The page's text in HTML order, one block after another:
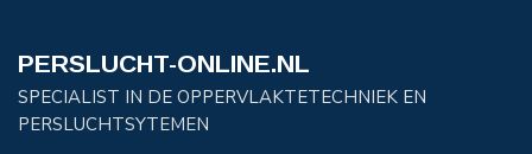
PERSLUCHT-ONLINE.NL
SPECIALIST IN DE OPPERVLAKTETECHNIEK EN
PERSLUCHTSYTEMEN